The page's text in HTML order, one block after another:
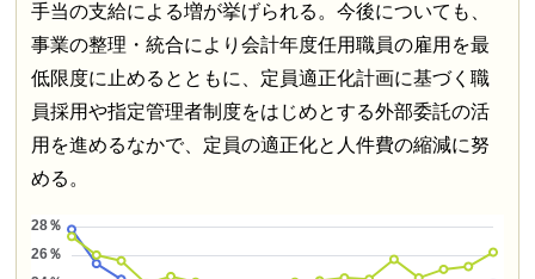
手当の支給による増が挙げられる。今後についても、
事業の整理・統合により会計年度任用職員の雇用を最
低限度に止めるとともに、定員適正化計画に基づく職
員採用や指定管理者制度をはじめとする外部委託の活
用を進めるなかで、定員の適正化と人件費の縮減に努
める。